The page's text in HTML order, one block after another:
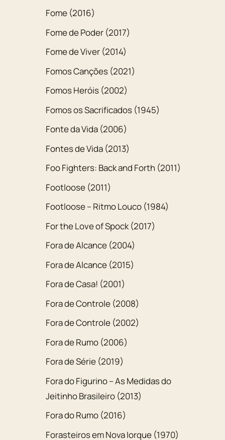
Fome (2016)
Fome de Poder (2017)
Fome de Viver (2014)
Fomos Canções (2021)
Fomos Heróis (2002)
Fomos os Sacrificados (1945)
Fonte da Vida (2006)
Fontes de Vida (2013)
Foo Fighters: Back and Forth (2011)
Footloose (2011)
Footloose – Ritmo Louco (1984)
For the Love of Spock (2017)
Fora de Alcance (2004)
Fora de Alcance (2015)
Fora de Casa! (2001)
Fora de Controle (2008)
Fora de Controle (2002)
Fora de Rumo (2006)
Fora de Série (2019)
Fora do Figurino – As Medidas do
Jeitinho Brasileiro (2013)
Fora do Rumo (2016)
Forasteiros em Nova Iorque (1970)